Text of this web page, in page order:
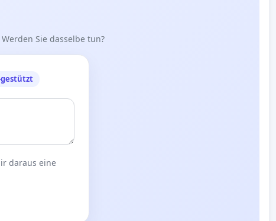
Sie dasselbe tun?
gestützt
daraus eine